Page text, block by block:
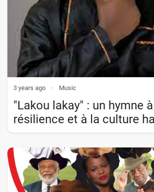
3 years ago · Music
"Lakou lakay" : un hymne
résilience et à la culture
dénonçant les maux de la
par l�